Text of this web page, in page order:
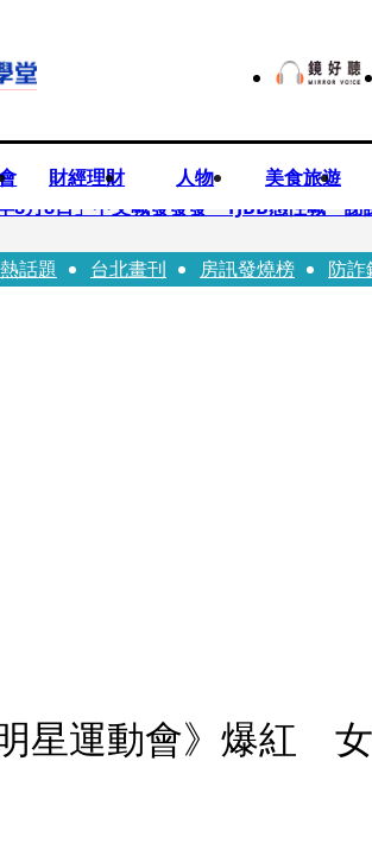
財經理財 人物 美食旅遊
8月8日」中文喊發發發 TJBB感性喊「謝
律師列3款嗆：陳時中唯一擋的叫科興
話題 台北畫刊 房訊發燒榜 防詐
星運動會》爆紅 女